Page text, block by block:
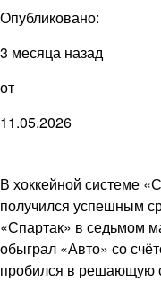
Опубликовано:
3 месяца назад
от
11.05.2026
В хоккейной системе
получился успешным
«Спартак» в седьмом
обыграл «Авто» со
пробился в решающую